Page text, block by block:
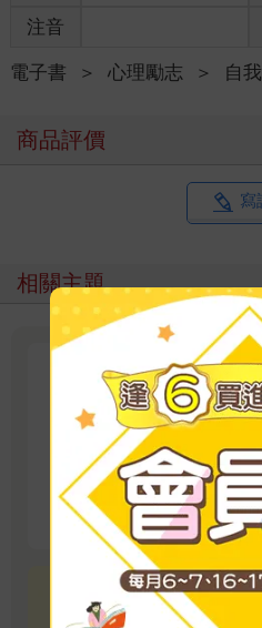
注音
電子書 ＞ 心理勵志 ＞ 自
商品評價
寫
相關主題
馬可孛羅：旅行
書
2026/7/25 ~ 2026/9/6 單書
看更